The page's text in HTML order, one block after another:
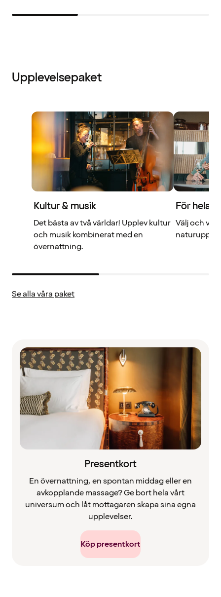
Upplevelsepaket
Kultur & musik
Det bästa av två världar! Upplev kultur
och musik kombinerat med en
övernattning.
För hela
Välj och
Se alla våra paket
Presentkort
En övernattning, en spontan middag eller en
avkopplande massage? Ge bort hela vårt
universum och låt mottagaren skapa sina egna
upplevelser.
Köp presentkort